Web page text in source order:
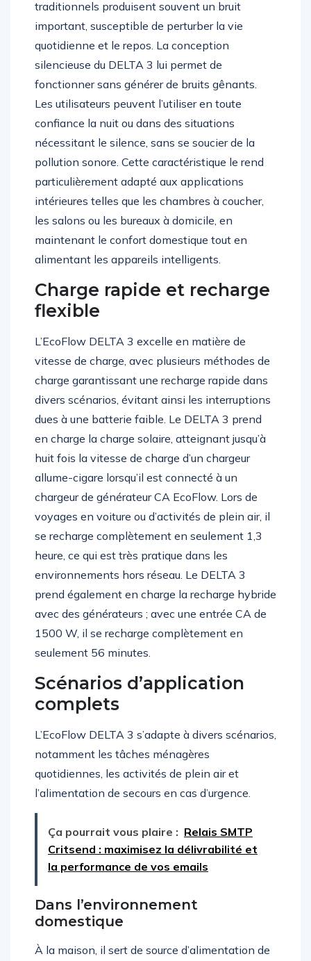
traditionnels produisent souvent un bruit
important, susceptible de perturber la vie
quotidienne et le repos. La conception
silencieuse du DELTA 3 lui permet de
fonctionner sans générer de bruits gênants.
Les utilisateurs peuvent l’utiliser en toute
confiance la nuit ou dans des situations
nécessitant le silence, sans se soucier de la
pollution sonore. Cette caractéristique le rend
particulièrement adapté aux applications
intérieures telles que les chambres à coucher,
les salons ou les bureaux à domicile, en
maintenant le confort domestique tout en
alimentant les appareils intelligents.
Charge rapide et recharge
flexible
L’EcoFlow DELTA 3 excelle en matière de
vitesse de charge, avec plusieurs méthodes de
charge garantissant une recharge rapide dans
divers scénarios, évitant ainsi les interruptions
dues à une batterie faible. Le DELTA 3 prend
en charge la charge solaire, atteignant jusqu’à
huit fois la vitesse de charge d’un chargeur
allume-cigare lorsqu’il est connecté à un
chargeur de générateur CA EcoFlow. Lors de
voyages en voiture ou d’activités de plein air, il
se recharge complètement en seulement 1,3
heure, ce qui est très pratique dans les
environnements hors réseau. Le DELTA 3
prend également en charge la recharge hybride
avec des générateurs ; avec une entrée CA de
1500 W, il se recharge complètement en
seulement 56 minutes.
Scénarios d’application
complets
L’EcoFlow DELTA 3 s’adapte à divers scénarios,
notamment les tâches ménagères
quotidiennes, les activités de plein air et
l’alimentation de secours en cas d’urgence.
Ça pourrait vous plaire : Relais SMTP
Critsend : maximisez la délivrabilité et
la performance de vos emails
Dans l’environnement
domestique
À la maison, il sert de source d’alimentation de